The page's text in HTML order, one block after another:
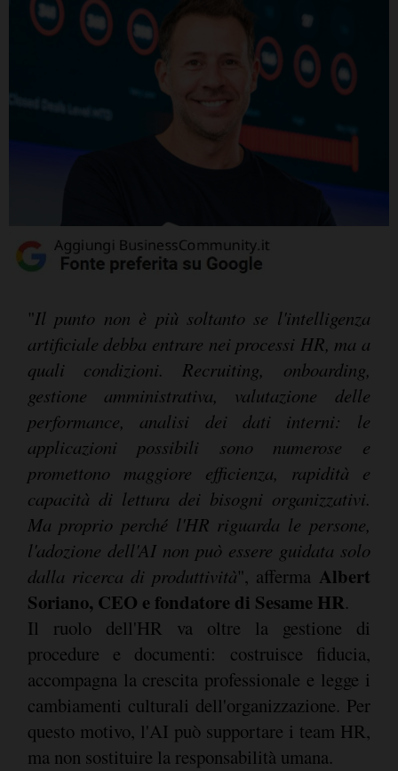
"Il punto non è più soltanto se l'intelligenza
artificiale debba entrare nei processi HR, ma a
quali condizioni. Recruiting, onboarding,
gestione amministrativa, valutazione delle
performance, analisi dei dati interni: le
applicazioni possibili sono numerose e
promettono maggiore efficienza, rapidità e
capacità di lettura dei bisogni organizzativi.
Ma proprio perché l'HR riguarda le persone,
l'adozione dell'AI non può essere guidata solo
dalla ricerca di produttività", afferma Albert
Soriano, CEO e fondatore di Sesame HR.
Il ruolo dell'HR va oltre la gestione di
procedure e documenti: costruisce fiducia,
accompagna la crescita professionale e legge i
cambiamenti culturali dell'organizzazione. Per
questo motivo, l'AI può supportare i team HR,
ma non sostituire la responsabilità umana.